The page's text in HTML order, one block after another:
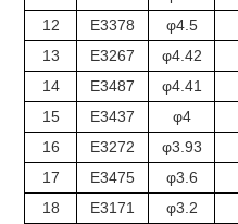
12
E3378 φ4.5
13
E3267 φ4.42
14
E3487 φ4.41
15
E3437 φ4
16
E3272 φ3.93
17
E3475 φ3.6
18
E3171 φ3.2